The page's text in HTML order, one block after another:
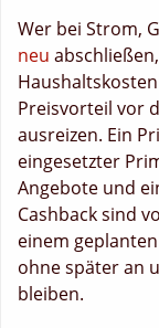
Wer bei Strom,
neu
Preisvorteil vor
ausreizen. Ein
eingesetzter
Angebote und
Cashback sind
einem
ohne später an
bleiben.